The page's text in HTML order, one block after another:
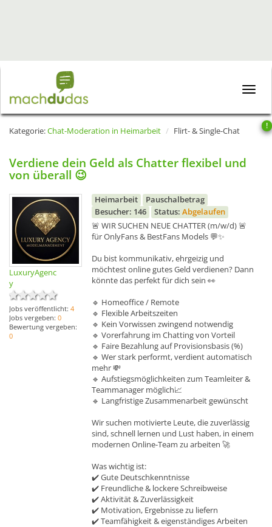
Toggle
!
Kategorie:Chat-Moderation in Heimarbeit Flirt- & Single-Chat
Verdiene dein Geld als Chatter flexibel und
von überall 😉
LuxuryAgenc
y
Jobs veröffentlicht: 4
Jobs vergeben: 0
Bewertung vergeben:
0
Heimarbeit
Pauschalbetrag
Besucher: 146
Status: Abgelaufen
🚨 WIR SUCHEN NEUE CHATTER (m/w/d) 🚨
für OnlyFans & BestFans Models 💬✨
Du bist kommunikativ, ehrgeizig und
möchtest online gutes Geld verdienen? Dann
könnte das perfekt für dich sein 👀
🔹 Homeoffice / Remote
🔹 Flexible Arbeitszeiten
🔹 Kein Vorwissen zwingend notwendig
🔹 Vorerfahrung im Chatting von Vorteil
🔹 Faire Bezahlung auf Provisionsbasis (%)
🔹 Wer stark performt, verdient automatisch
mehr 💸
🔹 Aufstiegsmöglichkeiten zum Teamleiter &
Teammanager möglich📈
🔹 Langfristige Zusammenarbeit gewünscht
Wir suchen motivierte Leute, die zuverlässig
sind, schnell lernen und Lust haben, in einem
modernen Online-Team zu arbeiten 🚀
Was wichtig ist:
✔️ Gute Deutschkenntnisse
✔️ Freundliche & lockere Schreibweise
✔️ Aktivität & Zuverlässigkeit
✔️ Motivation, Ergebnisse zu liefern
✔️ Teamfähigkeit & eigenständiges Arbeiten